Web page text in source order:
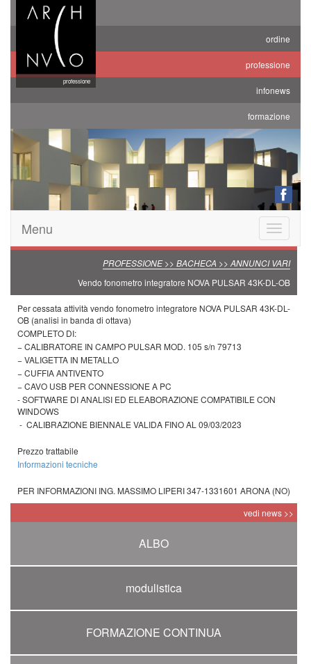
ordine
professione
infonews
formazione
professione
Toggle
Menu
PROFESSIONE >> BACHECA >> ANNUNCI VARI
Vendo fonometro integratore NOVA PULSAR 43K-DL-OB
Per cessata attività vendo fonometro integratore NOVA PULSAR 43K-DL-
OB (analisi in banda di ottava)
COMPLETO DI:
− CALIBRATORE IN CAMPO PULSAR MOD. 105 s/n 79713
− VALIGETTA IN METALLO
− CUFFIA ANTIVENTO
− CAVO USB PER CONNESSIONE A PC
- SOFTWARE DI ANALISI ED ELEABORAZIONE COMPATIBILE CON
WINDOWS
- CALIBRAZIONE BIENNALE VALIDA FINO AL 09/03/2023
Prezzo trattabile
Informazioni tecniche
PER INFORMAZIONI ING. MASSIMO LIPERI 347-1331601 ARONA (NO)
vedi news >>
ALBO
modulistica
FORMAZIONE CONTINUA